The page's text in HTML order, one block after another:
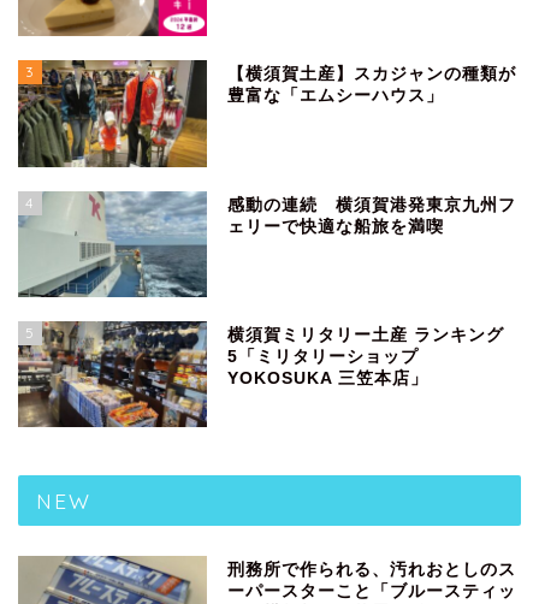
3
【横須賀土産】スカジャンの種類が
豊富な「エムシーハウス」
4
感動の連続 横須賀港発東京九州フ
ェリーで快適な船旅を満喫
5
横須賀ミリタリー土産 ランキング
5「ミリタリーショップ
YOKOSUKA 三笠本店」
NEW
刑務所で作られる、汚れおとしのス
ーパースターこと「ブルースティッ